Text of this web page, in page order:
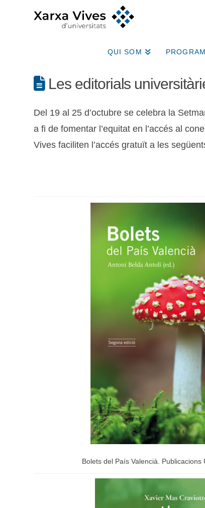
QUI SOM
Les editorials
Del 19 al 25 d’octubre se celebra la
a fi de fomentar l’equitat en l’accés al
Vives faciliten l’accés gratuït a les
Bolets del País Valencià. Publicacions